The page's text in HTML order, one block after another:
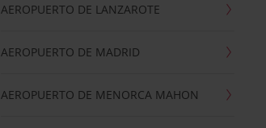
AEROPUERTO DE LANZAROTE
AEROPUERTO DE MADRID
AEROPUERTO DE MENORCA MAHON